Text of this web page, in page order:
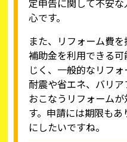
心です。
また、リフォーム費
補助金を利用できる
じく、一般的なリフ
耐震や省エネ、バリ
おこなうリフォーム
す。申請には期限も
にしたいですね。